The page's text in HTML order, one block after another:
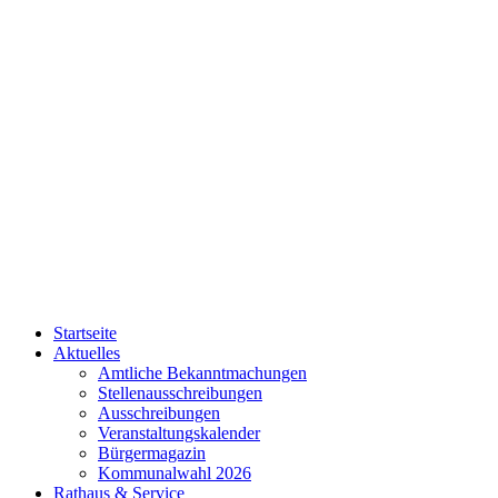
Startseite
Aktuelles
Amtliche Bekanntmachungen
Stellenausschreibungen
Ausschreibungen
Veranstaltungskalender
Bürgermagazin
Kommunalwahl 2026
Rathaus & Service